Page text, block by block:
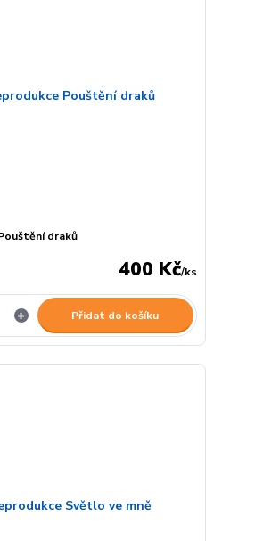
draků
400 Kč/ks
Přidat do košíku